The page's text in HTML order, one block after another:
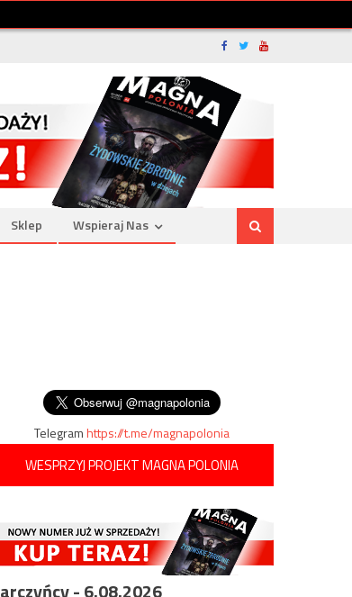
Sklep Wspieraj Nas
Telegramhttps://t.me/magnapolonia
WESPRZYJ PROJEKT MAGNA POLONIA
- 6.08.2026